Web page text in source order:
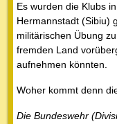
Es wurden die Klubs
Hermannstadt (Sibiu)
militärischen Übung
fremden Land
aufnehmen könnten.
Woher kommt denn
Die Bundeswehr